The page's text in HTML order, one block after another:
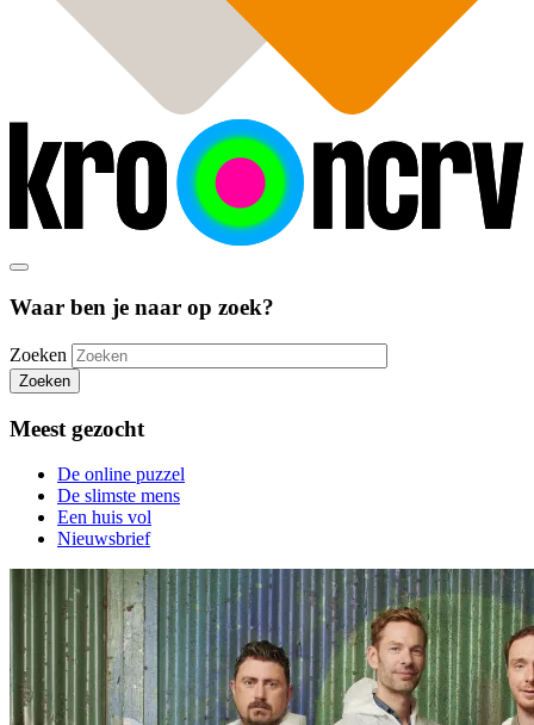
Waar ben je naar op zoek?
Zoeken
Zoeken
Meest gezocht
De online puzzel
De slimste mens
Een huis vol
Nieuwsbrief